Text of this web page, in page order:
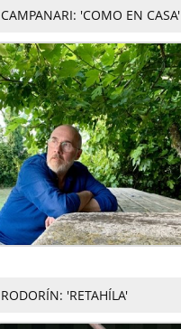
CAMPANARI: 'COMO EN CASA'
RODORÍN: 'RETAHÍLA'